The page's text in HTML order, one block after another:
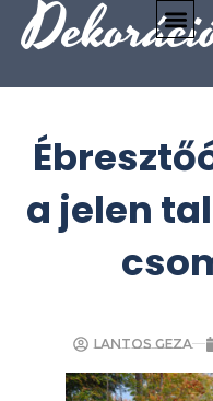
a jelen
Lantos Geza